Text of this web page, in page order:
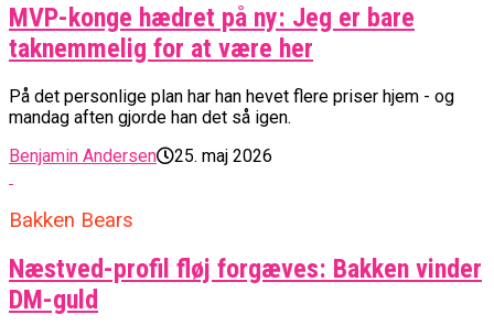
MVP-konge hædret på ny: Jeg er bare
taknemmelig for at være her
På det personlige plan har han hevet flere priser hjem - og
mandag aften gjorde han det så igen.
Benjamin Andersen
25. maj 2026
Bakken Bears
Næstved-profil fløj forgæves: Bakken vinder
DM-guld